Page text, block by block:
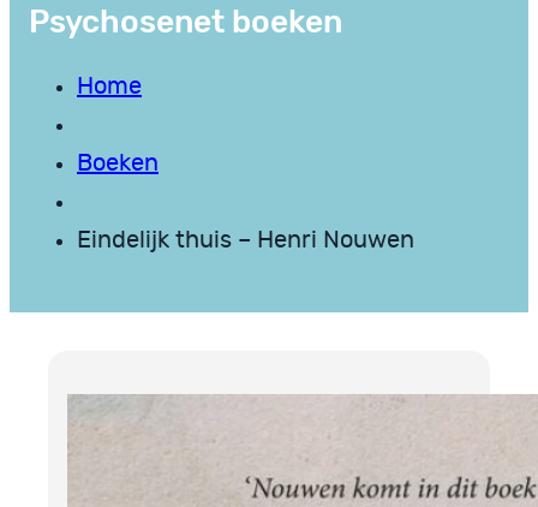
Psychosenet boeken
Home
Boeken
Eindelijk thuis – Henri Nouwen